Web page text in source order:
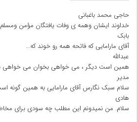
حاجی محمد باغبانی
خداوند ایشان وهمه ی وفات یافتگان مؤمن ومسلم
بابک
آقای مارامایی که فاتحه همه رو خوند که...
عبدالله
همین است دیگر ، می خواهی بخوان می خواهی
مدیر
سلام سبک نگارس آقای مارامایی به همین گونه
هادی
سلام. من نمیدونم این مطلب چه سودی برای